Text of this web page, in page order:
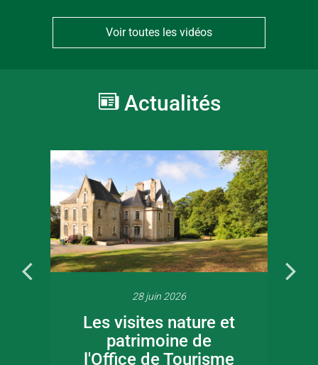
Voir toutes les vidéos
Actualités
28 juin 2026
Les visites nature et
patrimoine de
l'Office de Tourisme